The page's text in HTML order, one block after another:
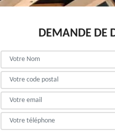
DEMANDE DE